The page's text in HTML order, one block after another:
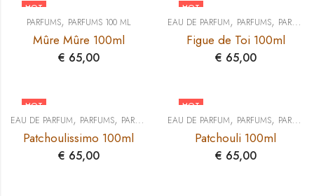
HOT
PARFUMS, PARFUMS 100 ML
Mûre Mûre 100ml
€ 65,00
HOT
EAU DE PARFUM, PARFUMS, PARFUMS 100 ML
Figue de Toi 100ml
€ 65,00
HOT
EAU DE PARFUM, PARFUMS, PARFUMS 100 ML
Patchoulissimo 100ml
€ 65,00
HOT
EAU DE PARFUM, PARFUMS, PARFUMS 100 ML
Patchouli 100ml
€ 65,00